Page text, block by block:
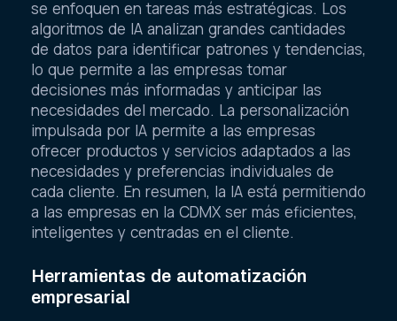
se enfoquen en tareas más estratégicas. Los
algoritmos de IA analizan grandes cantidades
de datos para identificar patrones y tendencias,
lo que permite a las empresas tomar
decisiones más informadas y anticipar las
necesidades del mercado. La personalización
impulsada por IA permite a las empresas
ofrecer productos y servicios adaptados a las
necesidades y preferencias individuales de
cada cliente. En resumen, la IA está permitiendo
a las empresas en la CDMX ser más eficientes,
inteligentes y centradas en el cliente.
Herramientas de automatización
empresarial